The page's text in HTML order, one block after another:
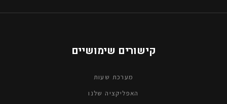
קישורים שימושיים
מערכת שעות
האפליקציה שלנו